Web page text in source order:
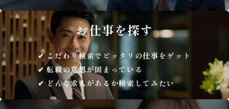
お仕事を探す
こだわり検索でピッタリの仕事をゲット
転職の意思が固まっている
どんな求人があるか検索してみたい